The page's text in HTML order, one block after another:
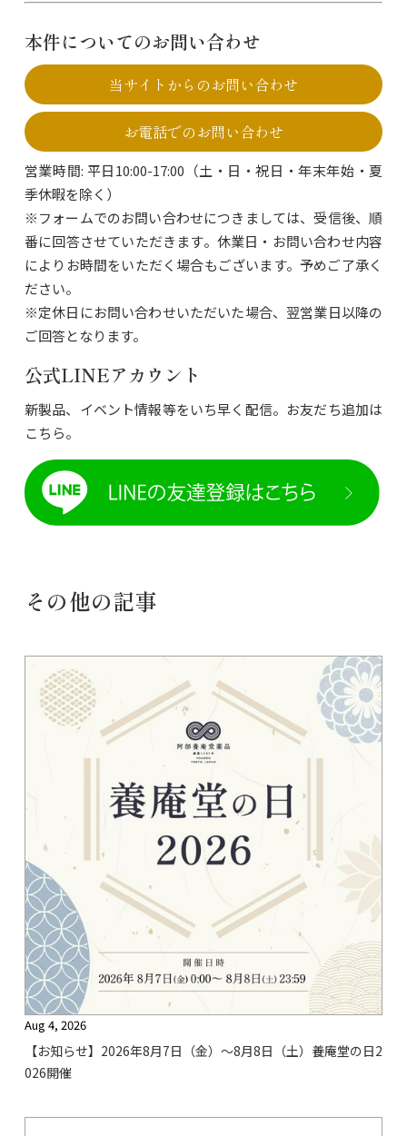
本件についてのお問い合わせ
当サイトからのお問い合わせ
お電話でのお問い合わせ
営業時間: 平日10:00-17:00（土・日・祝日・年末年始・夏
季休暇を除く）
※フォームでのお問い合わせにつきましては、受信後、順
番に回答させていただきます。休業日・お問い合わせ内容
によりお時間をいただく場合もございます。予めご了承く
ださい。
※定休日にお問い合わせいただいた場合、翌営業日以降の
ご回答となります。
公式LINEアカウント
新製品、イベント情報等をいち早く配信。お友だち追加は
こちら。
その他の記事
Aug 4, 2026
【お知らせ】2026年8月7日（金）〜8月8日（土）養庵堂の日2
026開催